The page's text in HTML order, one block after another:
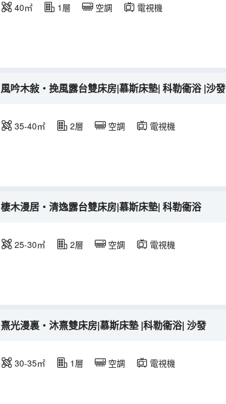
40㎡ 1層 空調 電視機
風吟木敍・挽風露台雙床房|慕斯床墊| 科勒衞浴 |沙發
35-40㎡ 2層 空調 電視機
棲木漫居・清逸露台雙床房|慕斯床墊| 科勒衞浴
25-30㎡ 2層 空調 電視機
熹光漫裏・沐熹雙床房|慕斯床墊 |科勒衞浴| 沙發
30-35㎡ 1層 空調 電視機